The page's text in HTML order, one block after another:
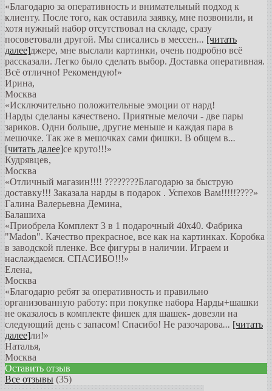
«Благодарю за оперативность и внимательный подход к
клиенту. После того, как оставила заявку, мне позвонили, и
хотя нужный набор отсутствовал на складе, сразу
посоветовали другой. Мы списались в мессен... [читать
далее]джере, мне выслали картинки, очень подробно всё
рассказали. Легко было сделать выбор. Доставка оперативная.
Всё отлично! Рекомендую!»
Ирина,
Москва
«Исключительно положительные эмоции от нард!
Нарды сделаны качествено. Приятные мелочи - две пары
зариков. Одни больше, другие меньше и каждая пара в
мешочке. Так же в мешочках сами фишки. В общем в...
[читать далее]се круто!!!»
Кудрявцев,
Москва
«Отличный магазин!!!! ????????Благодарю за быструю
доставку!!! Заказала нарды в подарок . Успехов Вам!!!!!????»
Галина Валерьевна Демина,
Балашиха
«Приобрела Комплект 3 в 1 подарочный 40х40. Фабрика
"Madon". Качество прекрасное, все как на картинках. Коробка
в заводской пленке. Все фигуры в наличии. Играем и
наслаждаемся. СПАСИБО!!!»
Елена,
Москва
«Благодарю ребят за оперативность и правильно
организованную работу: при покупке набора Нарды+шашки
не оказалось в комплекте фишек для шашек- довезли на
следующий день с запасом! Спасибо! Не разочарова... [читать
далее]ли!»
Наталья,
Москва
Оставить отзыв
Все отзывы (35)